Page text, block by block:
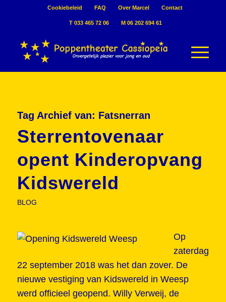
Cookiebeleid FAQ Over Marcel Contact
T 033 465 72 06 M 06 202 694 61
Tag Archief van: Fatsnerran
Sterrentovenaar
opent Kinderopvang
Kidswereld
BLOG
Op
zaterdag
22 september 2018 was het dan zover. De
nieuwe vestiging van Kidswereld in Weesp
werd officieel geopend. Willy Verweij, de